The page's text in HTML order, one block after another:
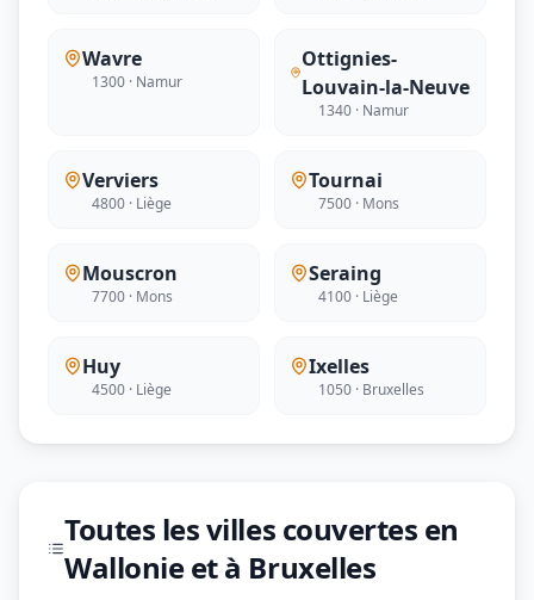
Wavre
1300 · Namur
Ottignies-
Louvain-la-Neuve
1340 · Namur
Verviers
4800 · Liège
Tournai
7500 · Mons
Mouscron
7700 · Mons
Seraing
4100 · Liège
Huy
4500 · Liège
Ixelles
1050 · Bruxelles
Toutes les villes couvertes en
Wallonie et à Bruxelles